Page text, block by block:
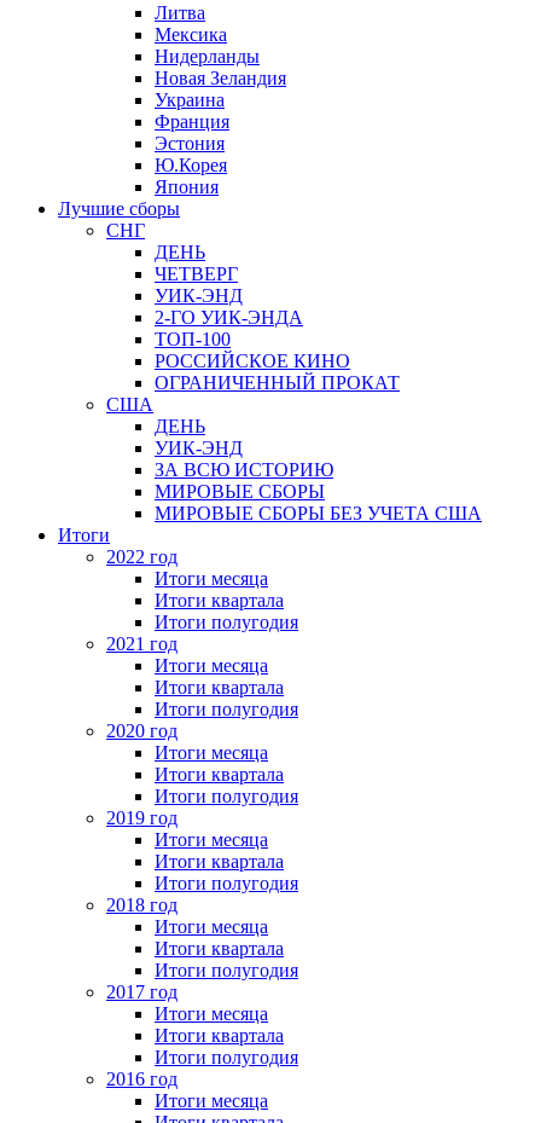
Литва
Мексика
Нидерланды
Новая Зеландия
Украина
Франция
Эстония
Ю.Корея
Япония
Лучшие сборы
СНГ
ДЕНЬ
ЧЕТВЕРГ
УИК-ЭНД
2-ГО УИК-ЭНДА
ТОП-100
РОССИЙСКОЕ КИНО
ОГРАНИЧЕННЫЙ ПРОКАТ
США
ДЕНЬ
УИК-ЭНД
ЗА ВСЮ ИСТОРИЮ
МИРОВЫЕ СБОРЫ
МИРОВЫЕ СБОРЫ БЕЗ УЧЕТА США
Итоги
2022 год
Итоги месяца
Итоги квартала
Итоги полугодия
2021 год
Итоги месяца
Итоги квартала
Итоги полугодия
2020 год
Итоги месяца
Итоги квартала
Итоги полугодия
2019 год
Итоги месяца
Итоги квартала
Итоги полугодия
2018 год
Итоги месяца
Итоги квартала
Итоги полугодия
2017 год
Итоги месяца
Итоги квартала
Итоги полугодия
2016 год
Итоги месяца